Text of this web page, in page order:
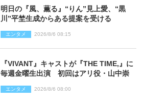
明日の『風、薫る』“りん”見上愛、“黒
川”平埜生成からある提案を受ける
エンタメ 2026/8/6 08:15
『VIVANT』キャストが『THE TIME,』に
毎週金曜生出演 初回はアリ役・山中崇
エンタメ 2026/8/6 08:00